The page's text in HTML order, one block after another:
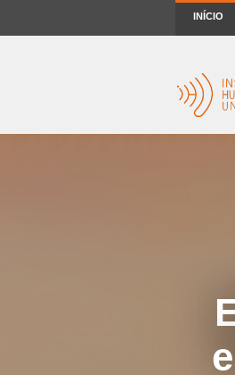
INÍCIO